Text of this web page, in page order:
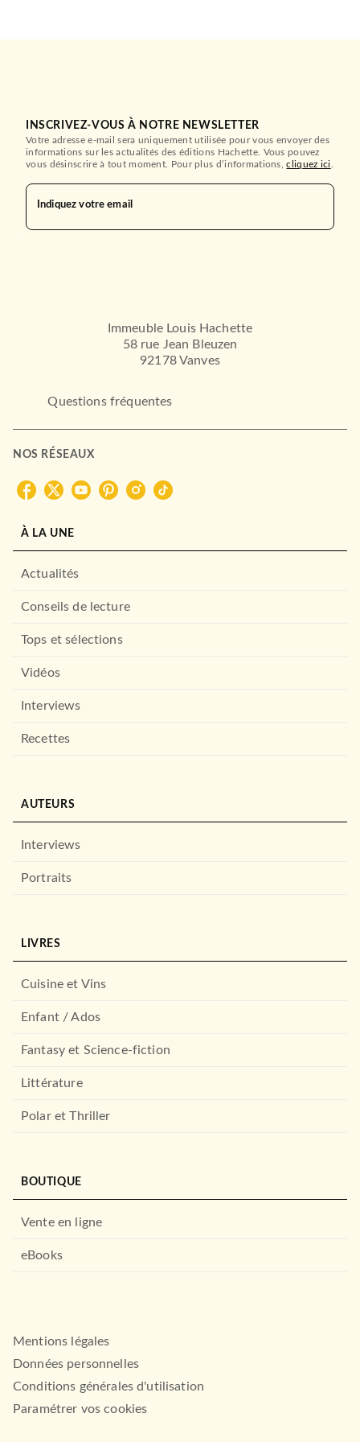
INSCRIVEZ-VOUS À NOTRE NEWSLETTER
Votre adresse e-mail sera uniquement utilisée pour vous envoyer des
informations sur les actualités des éditions Hachette. Vous pouvez
vous désinscrire à tout moment. Pour plus d’informations,cliquez ici.
Indiquez votre email
Immeuble Louis Hachette
58 rue Jean Bleuzen
92178 Vanves
Questions fréquentes
NOS RÉSEAUX
À LA UNE
Actualités
Conseils de lecture
Tops et sélections
Vidéos
Interviews
Recettes
AUTEURS
Interviews
Portraits
LIVRES
Cuisine et Vins
Enfant / Ados
Fantasy et Science-fiction
Littérature
Polar et Thriller
BOUTIQUE
Vente en ligne
eBooks
Mentions légales
Données personnelles
Conditions générales d'utilisation
Paramétrer vos cookies